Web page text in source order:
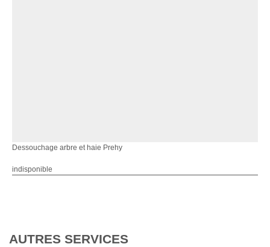
Dessouchage arbre et haie Prehy
indisponible
AUTRES SERVICES